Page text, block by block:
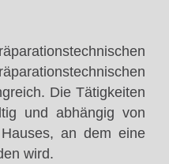
Die Tätigkeiten
und abhängig von
an dem eine
wird.